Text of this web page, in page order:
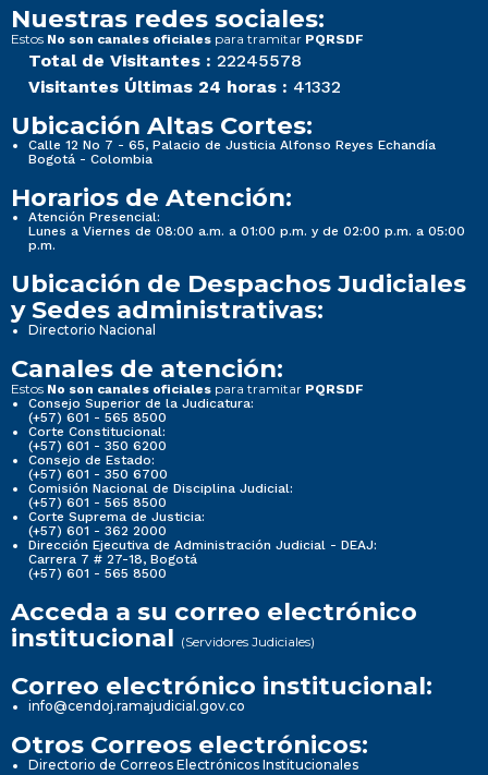
Nuestras redes sociales:
Estos No son canales oficiales para tramitar PQRSDF
Total de Visitantes : 22245578
Visitantes Últimas 24 horas : 41332
Ubicación Altas Cortes:
Calle 12 No 7 - 65, Palacio de Justicia Alfonso Reyes Echandía
Bogotá - Colombia
Horarios de Atención:
Atención Presencial:
Lunes a Viernes de 08:00 a.m. a 01:00 p.m. y de 02:00 p.m. a 05:00
p.m.
Ubicación de Despachos Judiciales
y Sedes administrativas:
Directorio Nacional
Canales de atención:
Estos No son canales oficiales para tramitar PQRSDF
Consejo Superior de la Judicatura:
(+57) 601 - 565 8500
Corte Constitucional:
(+57) 601 - 350 6200
Consejo de Estado:
(+57) 601 - 350 6700
Comisión Nacional de Disciplina Judicial:
(+57) 601 - 565 8500
Corte Suprema de Justicia:
(+57) 601 - 362 2000
Dirección Ejecutiva de Administración Judicial - DEAJ:
Carrera 7 # 27-18, Bogotá
(+57) 601 - 565 8500
Acceda a su correo electrónico
institucional (Servidores Judiciales)
Correo electrónico institucional:
info@cendoj.ramajudicial.gov.co
Otros Correos electrónicos:
Directorio de Correos Electrónicos Institucionales